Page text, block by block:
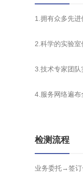
1.拥有众多先进
2.科学的实验室
3.技术专家团队
4.服务网络遍布
检测流程
业务委托→签